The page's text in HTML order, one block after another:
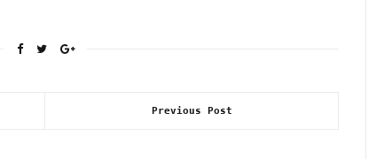
Previous Post